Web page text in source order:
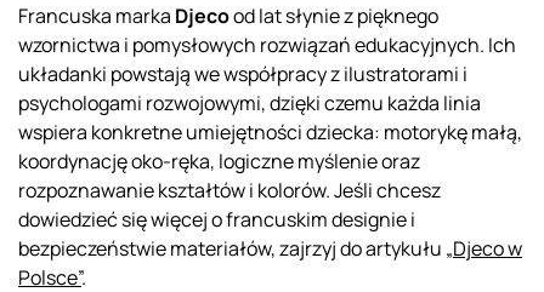
Francuska marka Djecood lat słynie z pięknego
wzornictwa i pomysłowych rozwiązań edukacyjnych. Ich
układanki powstają we współpracy z ilustratorami i
psychologami rozwojowymi, dzięki czemu każda linia
wspiera konkretne umiejętności dziecka: motorykę małą,
koordynację oko-ręka, logiczne myślenie oraz
rozpoznawanie kształtów i kolorów. Jeśli chcesz
dowiedzieć się więcej o francuskim designie i
bezpieczeństwie materiałów, zajrzyj do artykułu „Djeco w
Polsce”.